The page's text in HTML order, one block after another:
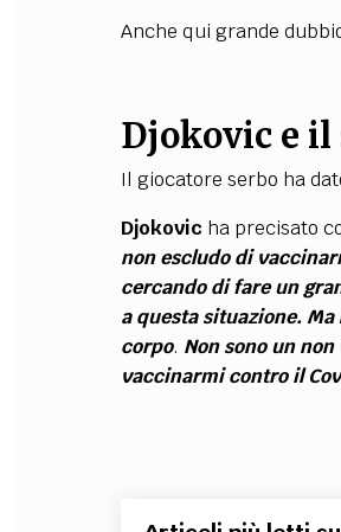
Anche qui grande
Djokovic e
Il giocatore serbo ha
Djokovicha precisato
non escludo di
cercando di fare un
a questa situazione.
corpo. Non sono un
vaccinarmi contro il